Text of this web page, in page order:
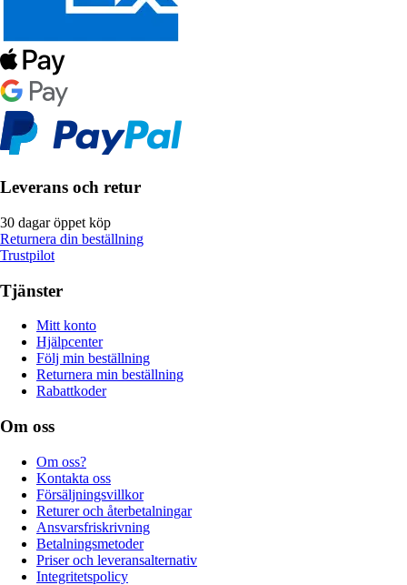
Leverans och retur
30 dagar öppet köp
Returnera din beställning
Trustpilot
Tjänster
Mitt konto
Hjälpcenter
Följ min beställning
Returnera min beställning
Rabattkoder
Om oss
Om oss?
Kontakta oss
Försäljningsvillkor
Returer och återbetalningar
Ansvarsfriskrivning
Betalningsmetoder
Priser och leveransalternativ
Integritetspolicy